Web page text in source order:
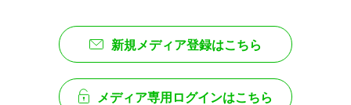
新規メディア登録はこちら
メディア専用ログインはこちら